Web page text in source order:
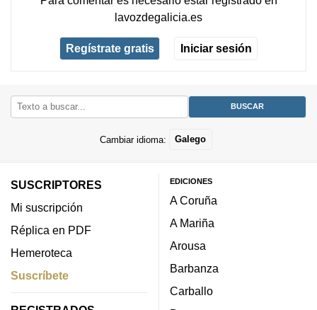
lavozdegalicia.es
Regístrate gratis Iniciar sesión
Cambiar idioma: Galego
SUSCRIPTORES
Mi suscripción
Réplica en PDF
Hemeroteca
Suscríbete
EDICIONES
A Coruña
A Mariña
Arousa
Barbanza
Carballo